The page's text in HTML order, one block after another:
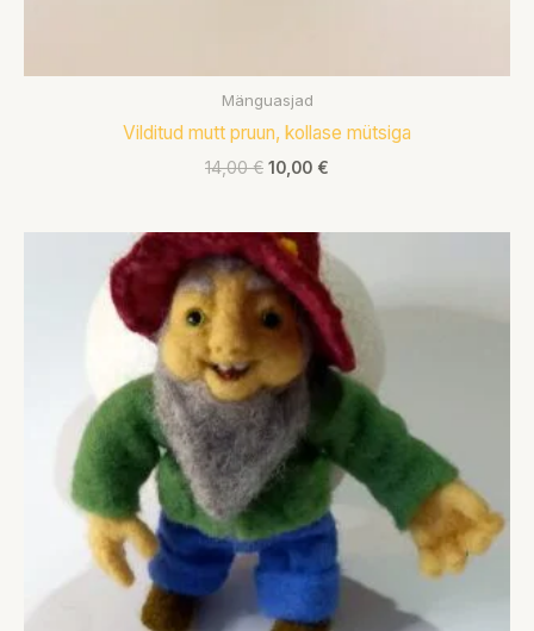
Mänguasjad
Vilditud mutt pruun, kollase mütsiga
14,00€ 10,00 €